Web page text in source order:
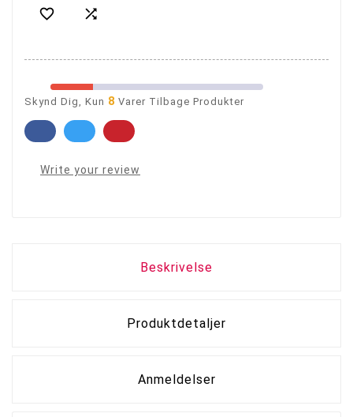
 
Skynd Dig, Kun 8 Varer Tilbage Produkter
Write your review
Beskrivelse
Produktdetaljer
Anmeldelser